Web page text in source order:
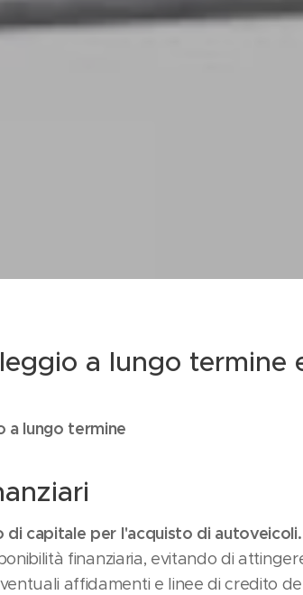
a lungo termine
a lungo termine
di capitale per l'acquisto di autoveicoli.
finanziaria, evitando di
affidamenti e linee di credito